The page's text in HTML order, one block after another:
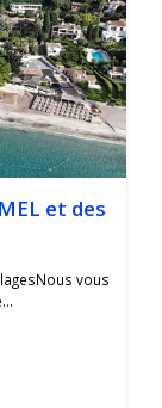
et des
vous